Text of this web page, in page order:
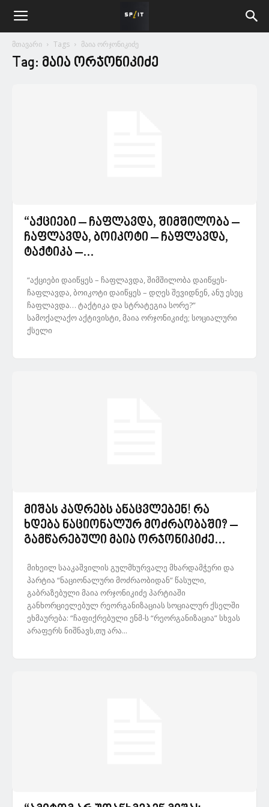
მთავარი Tags მაია ორჯონიკიძე
Tag: მაია ორჯონიკიძე
“აქციები – ჩაფლავდა, შიმშილობა –
ჩაფლავდა, ბოიკოტი – ჩაფლავდა,
ტაქტიკა –...
“აქციები დაიწყეს – ჩაფლავდა, შიმშილობა დაიწყეს-
ჩაფლავდა, ბოიკოტი დაიწყეს – დღეს შევიდნენ, ანუ ესეც
ჩაფლავდა… ტაქტიკა და სტრატეგია სორე?”
სამოქალაქო აქტივისტი, მაია ორჯონიკიძე; სოციალური
ქსელი
მიშას კადრებს ანაცვლებენ! რა
ხდება ნაციონალურ მოძრაობაში? –
გამწარებული მაია ორჯონიკიძე...
მიხეილ სააკაშვილის გულმხურვალე მხარდამჭერი და
პარტია “ნაციონალური მოძრაობიდან” წასული,
გაბრაზებული მაია ორჯონიკიძე პარტიაში
განხორციელებულ რეორგანიზაციას სოციალურ ქსელში
ეხმაურება: “ჩაფიქრებული ენმ-ს “რეორგანიზაცია” სხვას
არაფერს ნიშნავს,თუ არა...